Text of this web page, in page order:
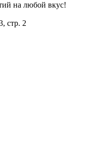
на любой вкус!
стр. 2